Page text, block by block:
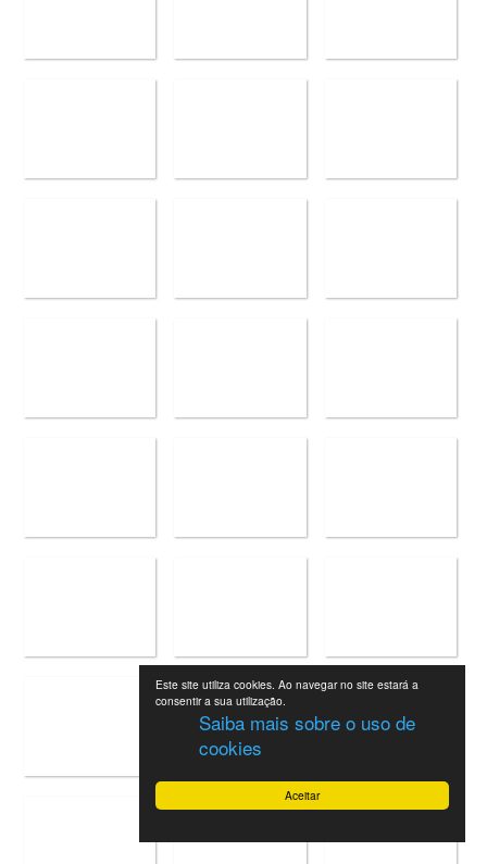
Este site utiliza cookies. Ao navegar no site estará a
consentir a sua utilização.
Saiba mais sobre o uso de
cookies
Aceitar